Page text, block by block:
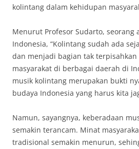
kolintang dalam kehidupan
Menurut Profesor Sudarto, seorang
Indonesia, “Kolintang sudah ada
dan menjadi bagian tak
masyarakat di berbagai daerah di
musik kolintang merupakan bukti
budaya Indonesia yang harus kita
Namun, sayangnya, keberadaan
semakin terancam. Minat
tradisional semakin menurun,